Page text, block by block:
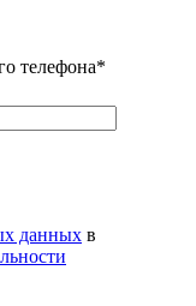
телефона*
данных в